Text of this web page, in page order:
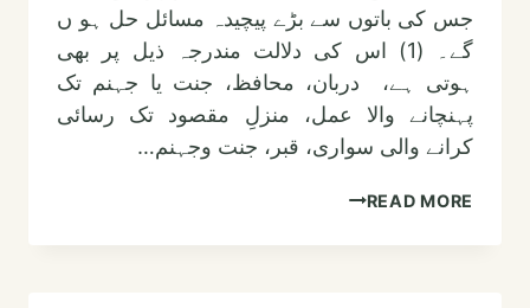
جس کی باتوں سے بڑے پیچیدہ مسائل حل ہو ں
گے۔ (1) اس کی دلالت مندرجہ ذیل پر بھی
ہوتی ہے، دربان، محافظ، جنت یا جہنم تک
پہنچانے والا عمل، منزلِ مقصود تک رسائی
کرانے والی سواری، قبر، جنت وجہنم…
READ MOREخواب